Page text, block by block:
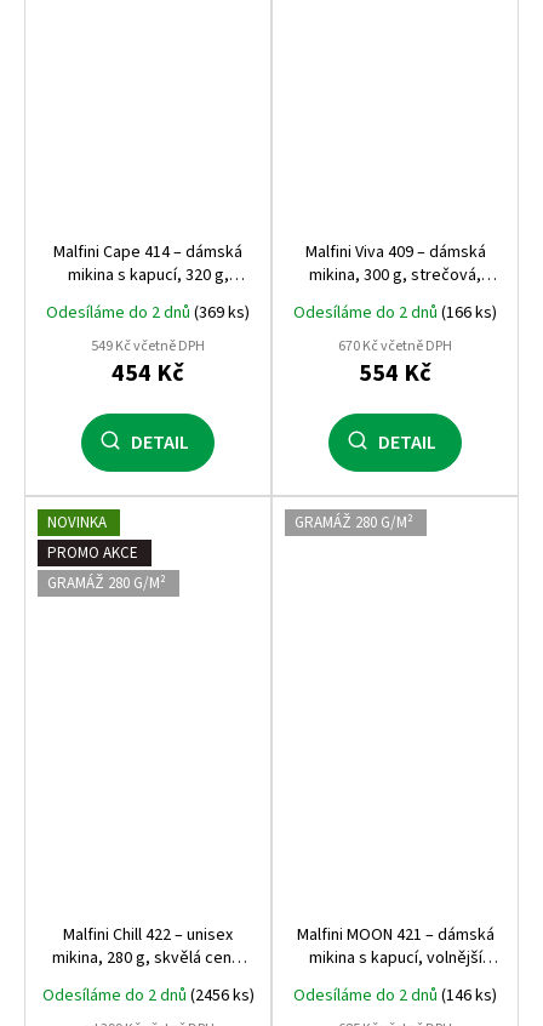
Malfini Cape 414 – dámská
mikina s kapucí, 320 g,
počesaná vnitřní strana,
nejprodávanější dámský
střih
Odesíláme do 2 dnů (369 ks)
549 Kč včetně DPH
454 Kč
DETAIL
Malfini Viva 409 – dámská
mikina, 300 g, strečová,
měkká a kvalitní, bestseller
mezi dámskými mikinami
Malfini
Odesíláme do 2 dnů (166 ks)
670 Kč včetně DPH
554 Kč
DETAIL
NOVINKA
PROMO AKCE
GRAMÁŽ 280 G/M²
Malfini Chill 422 – unisex
mikina, 280 g, skvělá cena,
na volnočasové nošení i
Odesíláme do 2 dnů (2456 ks)
GRAMÁŽ 280 G/M²
Malfini MOON 421 – dámská
mikina s kapucí, volnější
ideální na potisk
Odesíláme do 2 dnů (146 ks)